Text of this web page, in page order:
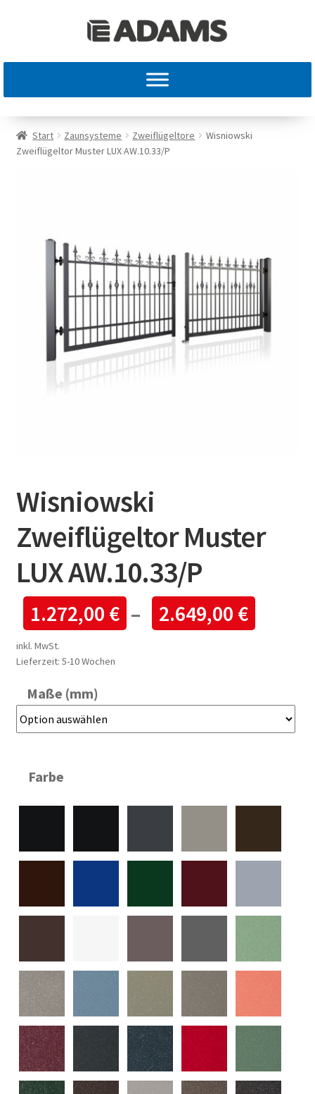
Start Zaunsysteme Zweiflügeltore
Wisniowski
Zweiflügeltor Muster LUX AW.10.33/P
Wisniowski
Zweiflügeltor Muster
LUX AW.10.33/P
1.272,00 € – 2.649,00 €
inkl. MwSt.
Lieferzeit: 5-10 Wochen
Maße (mm)
Farbe